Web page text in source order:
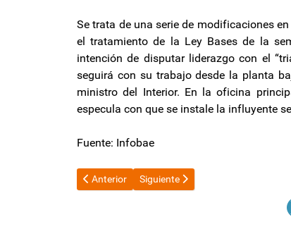
Se trata de una serie de modificaciones
el tratamiento de la Ley Bases de la
intención de disputar liderazgo con el
seguirá con su trabajo desde la planta
ministro del Interior. En la oficina
especula con que se instale la influyente
Fuente: Infobae
Artículo anterior: "¿Quién se cree que es la
Anterior Artículo siguiente: El Gobierno
Siguiente